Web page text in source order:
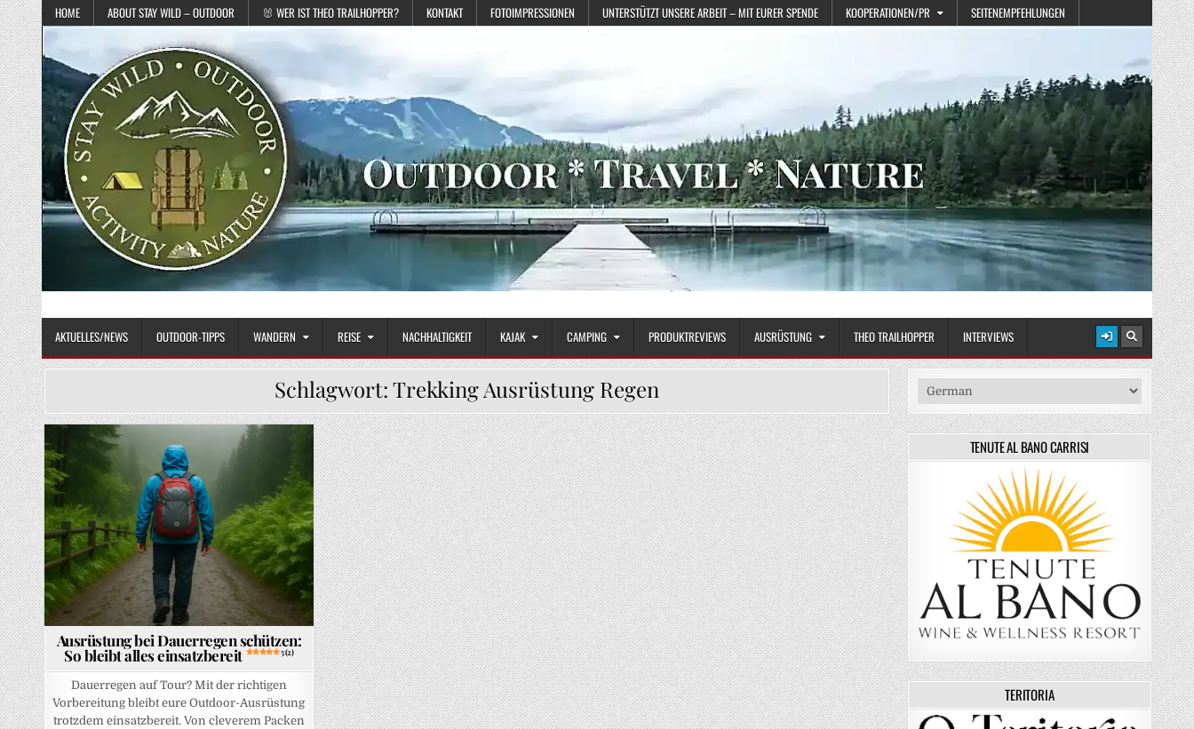
Skip to content
HOME ABOUT STAY WILD – OUTDOOR 🐰 WER IST THEO TRAILHOPPER? KONTAKT FOTOIMPRESSIONEN UNTERSTÜTZT UNSERE ARBEIT – MIT EURER SPENDE KOOPERATIONEN/PR SEITENEMPFEHLUNGEN
STAY WILD – OUTDOOR
AKTUELLES/NEWS OUTDOOR-TIPPS WANDERN REISE NACHHALTIGKEIT KAJAK CAMPING PRODUKTREVIEWS AUSRÜSTUNG THEO TRAILHOPPER INTERVIEWS
Schlagwort:Trekking Ausrüstung Regen
Ausrüstung bei Dauerregen schützen:
So bleibt alles einsatzbereit 5 (2)
Dauerregen auf Tour? Mit der richtigen
Vorbereitung bleibt eure Outdoor-Ausrüstung
trotzdem einsatzbereit. Von cleverem Packen
TENUTE AL BANO CARRISI
TERITORIA